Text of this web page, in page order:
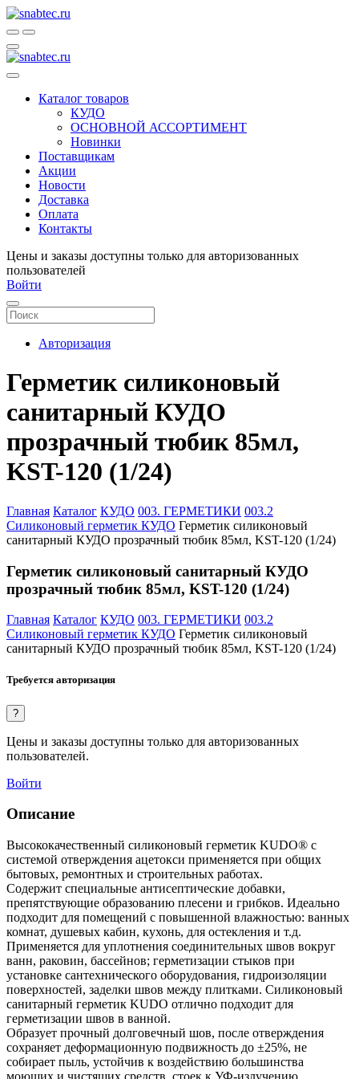
Каталог товаров
КУДО
ОСНОВНОЙ АССОРТИМЕНТ
Новинки
Поставщикам
Акции
Новости
Доставка
Оплата
Контакты
Цены и заказы доступны только для авторизованных
пользователей
Войти
Авторизация
Герметик силиконовый
санитарный КУДО
прозрачный тюбик 85мл,
KST-120 (1/24)
Главная Каталог КУДО 003. ГЕРМЕТИКИ 003.2
Силиконовый герметик КУДО Герметик силиконовый
санитарный КУДО прозрачный тюбик 85мл, KST-120 (1/24)
Герметик силиконовый санитарный КУДО
прозрачный тюбик 85мл, KST-120 (1/24)
Главная Каталог КУДО 003. ГЕРМЕТИКИ 003.2
Силиконовый герметик КУДО Герметик силиконовый
санитарный КУДО прозрачный тюбик 85мл, KST-120 (1/24)
Требуется авторизация
?
Цены и заказы доступны только для авторизованных
пользователей.
Войти
Описание
Высококачественный силиконовый герметик KUDO® с
системой отверждения ацетокси применяется при общих
бытовых, ремонтных и строительных работах.
Cодержит специальные антисептические добавки,
препятствующие образованию плесени и грибков. Идеально
подходит для помещений с повышенной влажностью: ванных
комнат, душевых кабин, кухонь, для остекления и т.д.
Применяется для уплотнения соединительных швов вокруг
ванн, раковин, бассейнов; герметизации стыков при
установке сантехнического оборудования, гидроизоляции
поверхностей, заделки швов между плитками. Силиконовый
санитарный герметик KUDO отлично подходит для
герметизации швов в ванной.
Образует прочный долговечный шов, после отверждения
сохраняет деформационную подвижность до ±25%, не
собирает пыль, устойчив к воздействию большинства
моющих и чистящих средств, стоек к УФ‑излучению,